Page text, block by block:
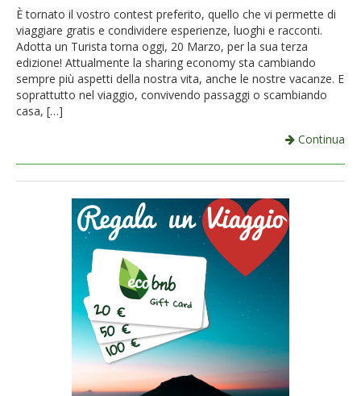
È tornato il vostro contest preferito, quello che vi permette di
viaggiare gratis e condividere esperienze, luoghi e racconti.
Adotta un Turista torna oggi, 20 Marzo, per la sua terza
edizione! Attualmente la sharing economy sta cambiando
sempre più aspetti della nostra vita, anche le nostre vacanze. E
soprattutto nel viaggio, convivendo passaggi o scambiando
casa, […]
Continua